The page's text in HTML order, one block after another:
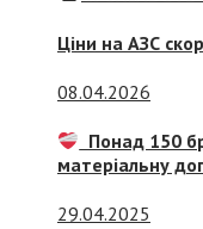
Ціни на АЗС
08.04.2026
Понад 150
матеріальну
29.04.2025